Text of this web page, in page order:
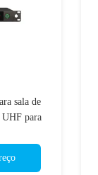
sala de
UHF para